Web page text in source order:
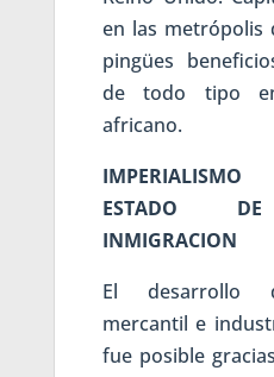
en las metrópolis
pingües
de todo tipo
africano.
ESTADO DE
INMIGRACION
El desarrollo
mercantil e
fue posible